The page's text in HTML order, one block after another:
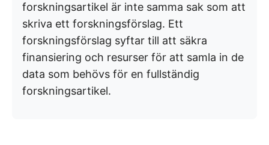
forskningsartikel är inte samma sak som att
skriva ett forskningsförslag. Ett
forskningsförslag syftar till att säkra
finansiering och resurser för att samla in de
data som behövs för en fullständig
forskningsartikel.